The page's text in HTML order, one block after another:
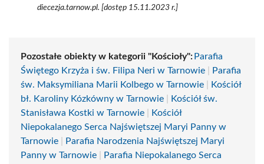
diecezja.tarnow.pl. [dostęp 15.11.2023 r.]
Pozostałe obiekty w kategorii "Kościoły": Parafia
Świętego Krzyża i św. Filipa Neri w Tarnowie
Parafia
św. Maksymiliana Marii Kolbego w Tarnowie
Kościół
bł. Karoliny Kózkówny w Tarnowie
Kościół św.
Stanisława Kostki w Tarnowie
Kościół
Niepokalanego Serca Najświętszej Maryi Panny w
Tarnowie
Parafia Narodzenia Najświętszej Maryi
Panny w Tarnowie
Parafia Niepokalanego Serca